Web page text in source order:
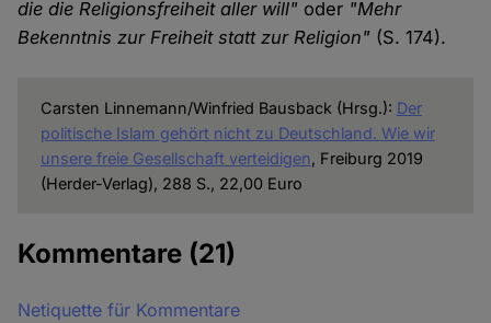
die die Religionsfreiheit aller will" oder "Mehr
Bekenntnis zur Freiheit statt zur Religion" (S. 174).
Carsten Linnemann/Winfried Bausback (Hrsg.): Der
politische Islam gehört nicht zu Deutschland. Wie wir
unsere freie Gesellschaft verteidigen, Freiburg 2019
(Herder-Verlag), 288 S., 22,00 Euro
Kommentare (21)
Netiquette für Kommentare